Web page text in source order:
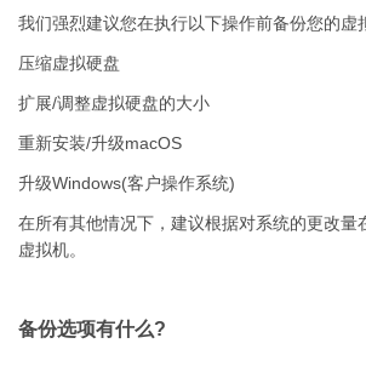
我们强烈建议您在执行以下操作前备份您的虚
压缩虚拟硬盘
扩展/调整虚拟硬盘的大小
重新安装/升级macOS
升级Windows(客户操作系统)
在所有其他情况下，建议根据对系统的更改量
虚拟机。
备份选项有什么?